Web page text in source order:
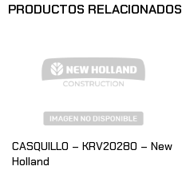
PRODUCTOS RELACIONADOS
CASQUILLO – KRV20280 – New
Holland